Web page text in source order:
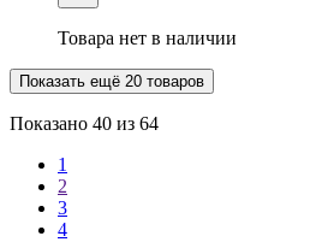
Товара нет в наличии
Показать ещё 20 товаров
Показано 40 из 64
1
2
3
4